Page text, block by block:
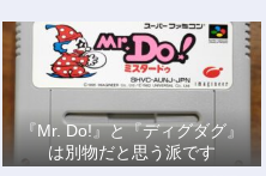
『Mr. Do!』と『ディグダグ』
は別物だと思う派です